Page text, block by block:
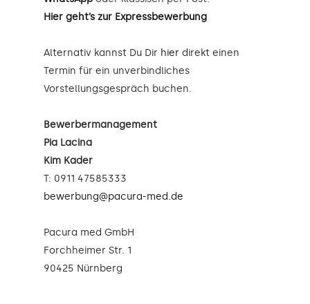
Hier geht’s zur Expressbewerbung
Alternativ kannst Du Dir hier direkt einen
Termin für ein unverbindliches
Vorstellungsgespräch buchen.
Bewerbermanagement
Pia Lacina
Kim Kader
T: 0911 47585333
bewerbung@pacura-med.de
Pacura med GmbH
Forchheimer Str. 1
90425 Nürnberg